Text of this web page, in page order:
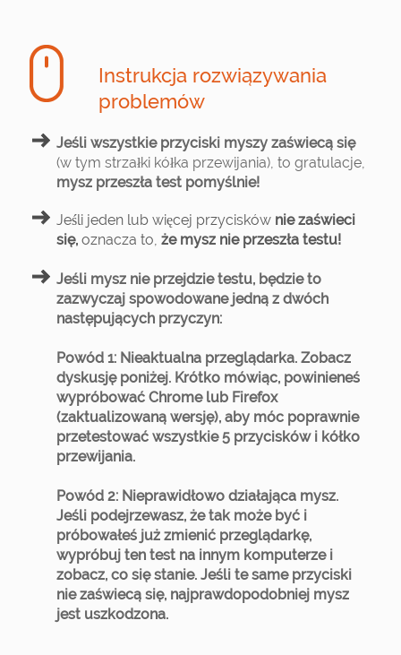
Instrukcja rozwiązywania
problemów
Jeśli wszystkie przyciski myszy zaświecą się
(w tym strzałki kółka przewijania), to gratulacje,
mysz przeszła test pomyślnie!
Jeśli jeden lub więcej przycisków nie zaświeci
się, oznacza to, że mysz nie przeszła testu!
Jeśli mysz nie przejdzie testu, będzie to
zazwyczaj spowodowane jedną z dwóch
następujących przyczyn:
Powód 1: Nieaktualna przeglądarka. Zobacz
dyskusję poniżej. Krótko mówiąc, powinieneś
wypróbować Chrome lub Firefox
(zaktualizowaną wersję), aby móc poprawnie
przetestować wszystkie 5 przycisków i kółko
przewijania.
Powód 2: Nieprawidłowo działająca mysz.
Jeśli podejrzewasz, że tak może być i
próbowałeś już zmienić przeglądarkę,
wypróbuj ten test na innym komputerze i
zobacz, co się stanie. Jeśli te same przyciski
nie zaświecą się, najprawdopodobniej mysz
jest uszkodzona.